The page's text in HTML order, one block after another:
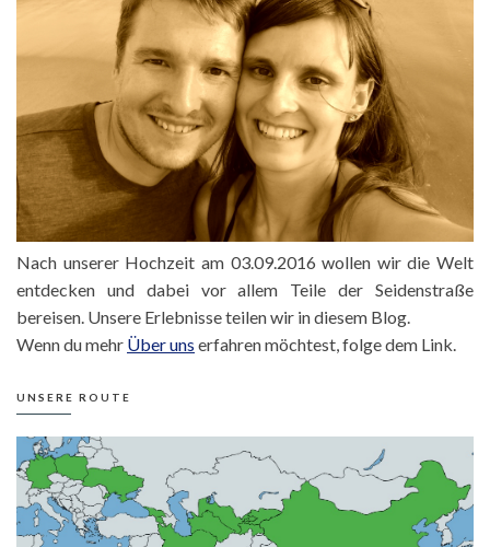
Nach unserer Hochzeit am 03.09.2016 wollen wir die Welt
entdecken und dabei vor allem Teile der Seidenstraße
bereisen. Unsere Erlebnisse teilen wir in diesem Blog.
Wenn du mehr Über uns erfahren möchtest, folge dem Link.
UNSERE ROUTE